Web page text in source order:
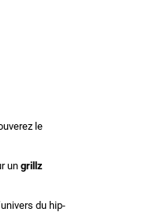
le
ungrillz
du hip-